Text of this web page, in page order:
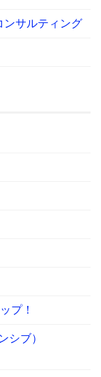
ンサルティング
プ！
シブ）